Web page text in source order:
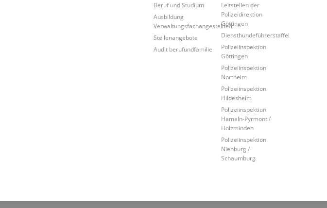
Beruf und Studium
Ausbildung
Verwaltungsfachangestellte/r
Stellenangebote
Audit berufundfamilie
Leitstellen der
Polizeidirektion
Göttingen
Diensthundeführerstaffel
Polizeiinspektion
Göttingen
Polizeiinspektion
Northeim
Polizeiinspektion
Hildesheim
Polizeiinspektion
Hameln-Pyrmont /
Holzminden
Polizeiinspektion
Nienburg /
Schaumburg